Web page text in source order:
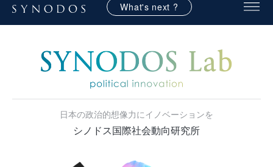
What's next ?
日本の政治的想像力にイノベーションを
シノドス国際社会動向研究所